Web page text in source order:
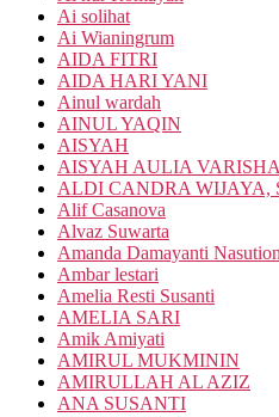
Ai solihat
Ai Wianingrum
AIDA FITRI
AIDA HARI YANI
Ainul wardah
AINUL YAQIN
AISYAH
AISYAH AULIA VARISHA
ALDI CANDRA WIJAYA,
Alif Casanova
Alvaz Suwarta
Amanda Damayanti Nasution
Ambar lestari
Amelia Resti Susanti
AMELIA SARI
Amik Amiyati
AMIRUL MUKMININ
AMIRULLAH AL AZIZ
ANA SUSANTI